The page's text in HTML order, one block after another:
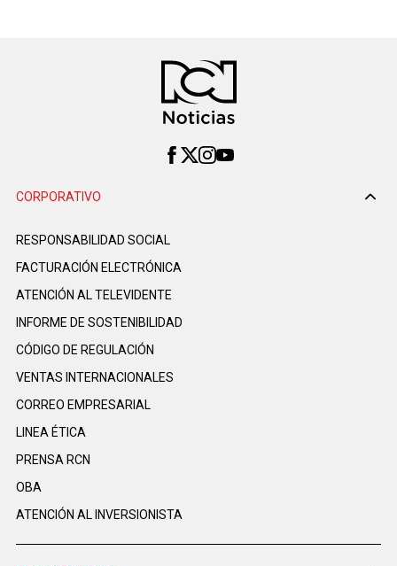
CORPORATIVO
RESPONSABILIDAD SOCIAL
FACTURACIÓN ELECTRÓNICA
ATENCIÓN AL TELEVIDENTE
INFORME DE SOSTENIBILIDAD
CÓDIGO DE REGULACIÓN
VENTAS INTERNACIONALES
CORREO EMPRESARIAL
LINEA ÉTICA
PRENSA RCN
OBA
ATENCIÓN AL INVERSIONISTA